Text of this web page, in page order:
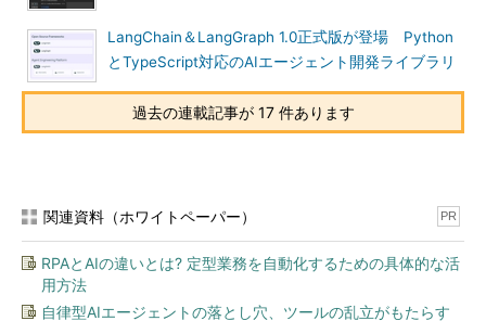
LangChain＆LangGraph 1.0正式版が登場 Python
とTypeScript対応のAIエージェント開発ライブラリ
過去の連載記事が 17 件あります
関連資料（ホワイトペーパー） PR
RPAとAIの違いとは? 定型業務を自動化するための具体的な活
用方法
自律型AIエージェントの落とし穴、ツールの乱立がもたらす